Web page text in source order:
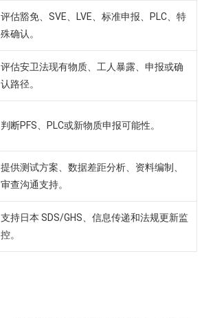
评估豁免、SVE、LVE、标准申报、PLC、特
殊确认。
评估安卫法现有物质、工人暴露、申报或确
认路径。
判断PFS、PLC或新物质申报可能性。
提供测试方案、数据差距分析、资料编制、
审查沟通支持。
支持日本 SDS/GHS、信息传递和法规更新监
控。